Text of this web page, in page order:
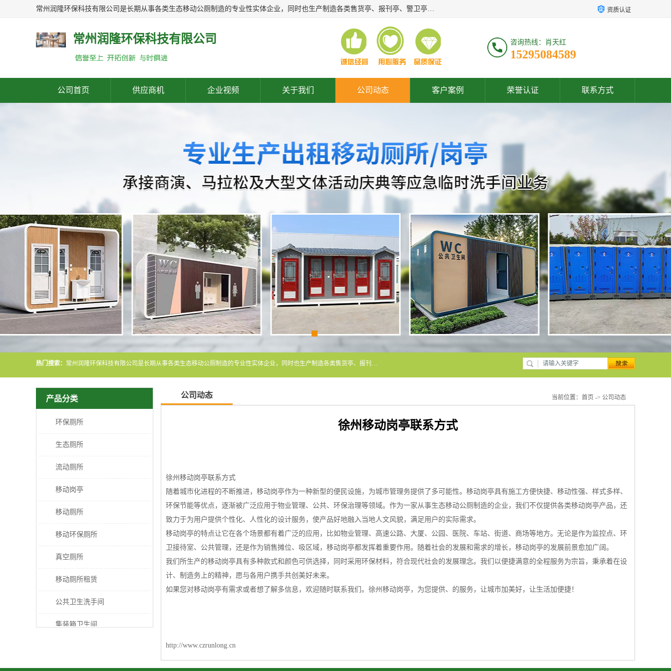
常州润隆环保科技有限公司是长期从事各类生态移动公厕制造的专业性实体企业，同时也生产制造各类售货亭、报刊亭、警卫亭等，我公司将尽全力为各用户在设计、制造、服务上提供快捷满意的全程服务，本公司愿与各用户携手共创辉煌业绩。主要产品：移动厕所;、生态厕所、 环保厕所、 流动厕所、商亭、岗亭、活动板房、移动厕所租赁等； 资质认证
常州润隆环保科技有限公司 咨询热线：肖天红
15295084589
公司首页 供应商机 企业视频 关于我们 公司动态 客户案例 荣誉认证 联系方式
热门搜索： 常州润隆环保科技有限公司是长期从事各类生态移动公厕制造的专业性实体企业，同时也生产制造各类售货亭、报刊亭、警卫亭等，我公司将尽全力为各用户在设计、制造、服务上提供快捷满意的全程服务，本公司愿与各用户携手共创辉煌业绩。主要产品：移动厕所;、生态厕所、 环保厕所、 流动厕所、商亭、岗亭、活动板房、移动厕所租赁等；
产品分类
环保厕所
生态厕所
流动厕所
移动岗亭
移动厕所
移动环保厕所
真空厕所
移动厕所租赁
公共卫生洗手间
集装箱卫生间
垃圾分类房
公司动态 当前位置： 首页 -> 公司动态
徐州移动岗亭联系方式
徐州移动岗亭联系方式
随着城市化进程的不断推进，移动岗亭作为一种新型的便民设施，为城市管理务提供了多可能性。移动岗亭具有施工方便快捷、移动性强、样式多样、
环保节能等优点，逐渐被广泛应用于物业管理、公共、环保治理等领域。作为一家从事生态移动公厕制造的企业，我们不仅提供各类移动岗亭产品，还
致力于为用户提供个性化、人性化的设计服务，使产品好地融入当地人文风貌，满足用户的实际需求。
移动岗亭的特点让它在各个场景都有着广泛的应用，比如物业管理、高速公路、大厦、公园、医院、车站、街道、商场等地方。无论是作为监控点、环
卫接待室、公共管理，还是作为销售摊位、吸区域，移动岗亭都发挥着重要作用。随着社会的发展和需求的增长，移动岗亭的发展前景愈加广阔。
我们所生产的移动岗亭具有多种款式和颜色可供选择，同时采用环保材料，符合现代社会的发展理念。我们以便捷满意的全程服务为宗旨，秉承着在设
计、制造务上的精神，愿与各用户携手共创美好未来。
如果您对移动岗亭有需求或者想了解多信息，欢迎随时联系我们。徐州移动岗亭，为您提供、的服务，让城市加美好，让生活加便捷！
http://www.czrunlong.cn